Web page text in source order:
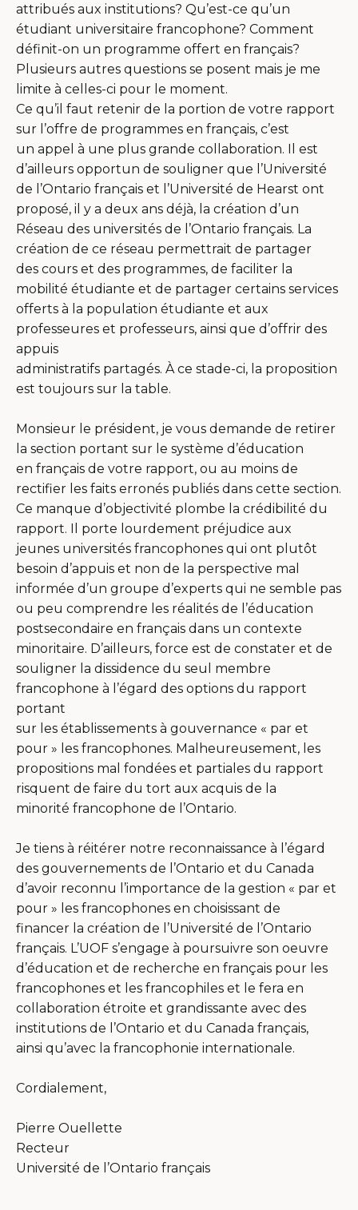
attribués aux institutions? Qu’est-ce qu’un
étudiant universitaire francophone? Comment
définit-on un programme offert en français?
Plusieurs autres questions se posent mais je me
limite à celles-ci pour le moment.
Ce qu’il faut retenir de la portion de votre rapport
sur l’offre de programmes en français, c’est
un appel à une plus grande collaboration. Il est
d’ailleurs opportun de souligner que l’Université
de l’Ontario français et l’Université de Hearst ont
proposé, il y a deux ans déjà, la création d’un
Réseau des universités de l’Ontario français. La
création de ce réseau permettrait de partager
des cours et des programmes, de faciliter la
mobilité étudiante et de partager certains services
offerts à la population étudiante et aux
professeures et professeurs, ainsi que d’offrir des
appuis
administratifs partagés. À ce stade-ci, la proposition
est toujours sur la table.
Monsieur le président, je vous demande de retirer
la section portant sur le système d’éducation
en français de votre rapport, ou au moins de
rectifier les faits erronés publiés dans cette section.
Ce manque d’objectivité plombe la crédibilité du
rapport. Il porte lourdement préjudice aux
jeunes universités francophones qui ont plutôt
besoin d’appuis et non de la perspective mal
informée d’un groupe d’experts qui ne semble pas
ou peu comprendre les réalités de l’éducation
postsecondaire en français dans un contexte
minoritaire. D’ailleurs, force est de constater et de
souligner la dissidence du seul membre
francophone à l’égard des options du rapport
portant
sur les établissements à gouvernance « par et
pour » les francophones. Malheureusement, les
propositions mal fondées et partiales du rapport
risquent de faire du tort aux acquis de la
minorité francophone de l’Ontario.
Je tiens à réitérer notre reconnaissance à l’égard
des gouvernements de l’Ontario et du Canada
d’avoir reconnu l’importance de la gestion « par et
pour » les francophones en choisissant de
financer la création de l’Université de l’Ontario
français. L’UOF s’engage à poursuivre son oeuvre
d’éducation et de recherche en français pour les
francophones et les francophiles et le fera en
collaboration étroite et grandissante avec des
institutions de l’Ontario et du Canada français,
ainsi qu’avec la francophonie internationale.
Cordialement,
Pierre Ouellette
Recteur
Université de l’Ontario français